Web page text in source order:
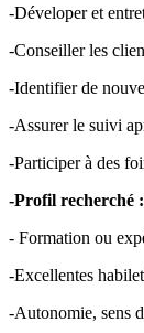
-Déveloper et
-Conseiller les
-Identifier de
-Assurer le suivi
-Participer à des
-Profil recherché :
- Formation ou
-Excellentes
-Autonomie, sens